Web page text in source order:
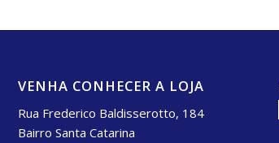
VENHA CONHECER A LOJA
Rua Frederico Baldisserotto, 184
Bairro Santa Catarina